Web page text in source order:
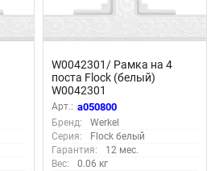
W0042301/ Рамка на 4
поста Flock (белый)
W0042301
Арт.: a050800
Бренд:
Werkel
Серия:
Flock белый
Гарантия:
12 мес.
Вес:
0.06 кг